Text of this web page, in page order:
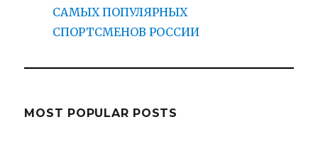
САМЫХ ПОПУЛЯРНЫХ
СПОРТСМЕНОВ РОССИИ
MOST POPULAR POSTS